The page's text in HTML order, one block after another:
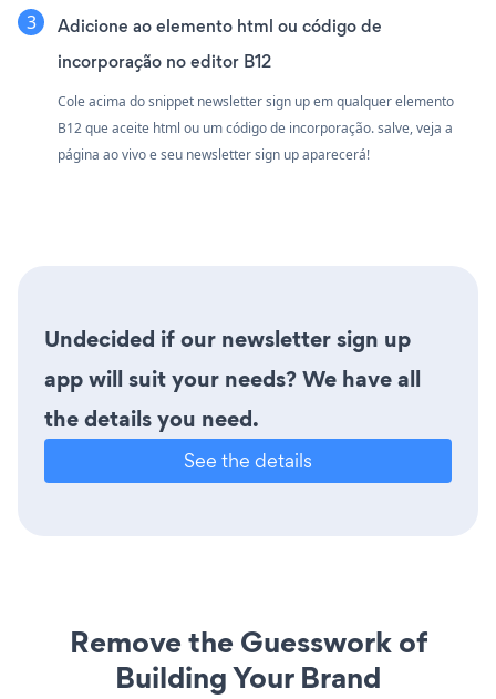
Adicione ao elemento html ou código de
incorporação no editor B12
Cole acima do snippet newsletter sign up em qualquer elemento
B12 que aceite html ou um código de incorporação. salve, veja a
página ao vivo e seu newsletter sign up aparecerá!
Undecided if our newsletter sign up
app will suit your needs? We have all
the details you need.
See the details
Remove the Guesswork of
Building Your Brand